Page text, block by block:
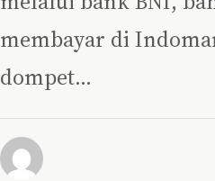
membayar di
dompet…